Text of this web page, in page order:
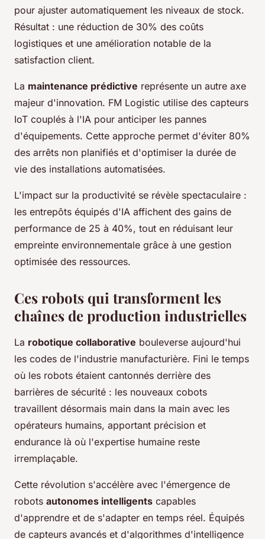
pour ajuster automatiquement les niveaux de stock.
Résultat : une réduction de 30% des coûts
logistiques et une amélioration notable de la
satisfaction client.
La maintenance prédictive représente un autre axe
majeur d'innovation. FM Logistic utilise des capteurs
IoT couplés à l'IA pour anticiper les pannes
d'équipements. Cette approche permet d'éviter 80%
des arrêts non planifiés et d'optimiser la durée de
vie des installations automatisées.
L'impact sur la productivité se révèle spectaculaire :
les entrepôts équipés d'IA affichent des gains de
performance de 25 à 40%, tout en réduisant leur
empreinte environnementale grâce à une gestion
optimisée des ressources.
Ces robots qui transforment les
chaînes de production industrielles
La robotique collaborative bouleverse aujourd'hui
les codes de l'industrie manufacturière. Fini le temps
où les robots étaient cantonnés derrière des
barrières de sécurité : les nouveaux cobots
travaillent désormais main dans la main avec les
opérateurs humains, apportant précision et
endurance là où l'expertise humaine reste
irremplaçable.
Cette révolution s'accélère avec l'émergence de
robots autonomes intelligents capables
d'apprendre et de s'adapter en temps réel. Équipés
de capteurs avancés et d'algorithmes d'intelligence